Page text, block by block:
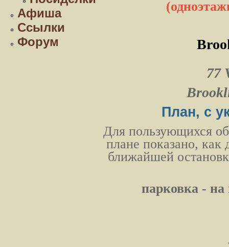
Афиша
Ссылки
Форум
77
План, с
Для пользующихся
плане показано, как
ближайшей
парковка -